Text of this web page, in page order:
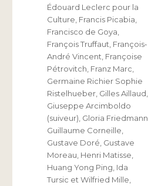
Édouard Leclerc pour la
Culture Francis Picabia
Francisco de Goya
François Truffaut François‐
André Vincent Françoise
Pétrovitch Franz Marc
Germaine Richier Sophie
Ristelhueber Gilles Aillaud
Giuseppe Arcimboldo
(suiveur) Gloria Friedmann
Guillaume Corneille
Gustave Doré Gustave
Moreau Henri Matisse
Huang Yong Ping Ida
Tursic et Wilfried Mille